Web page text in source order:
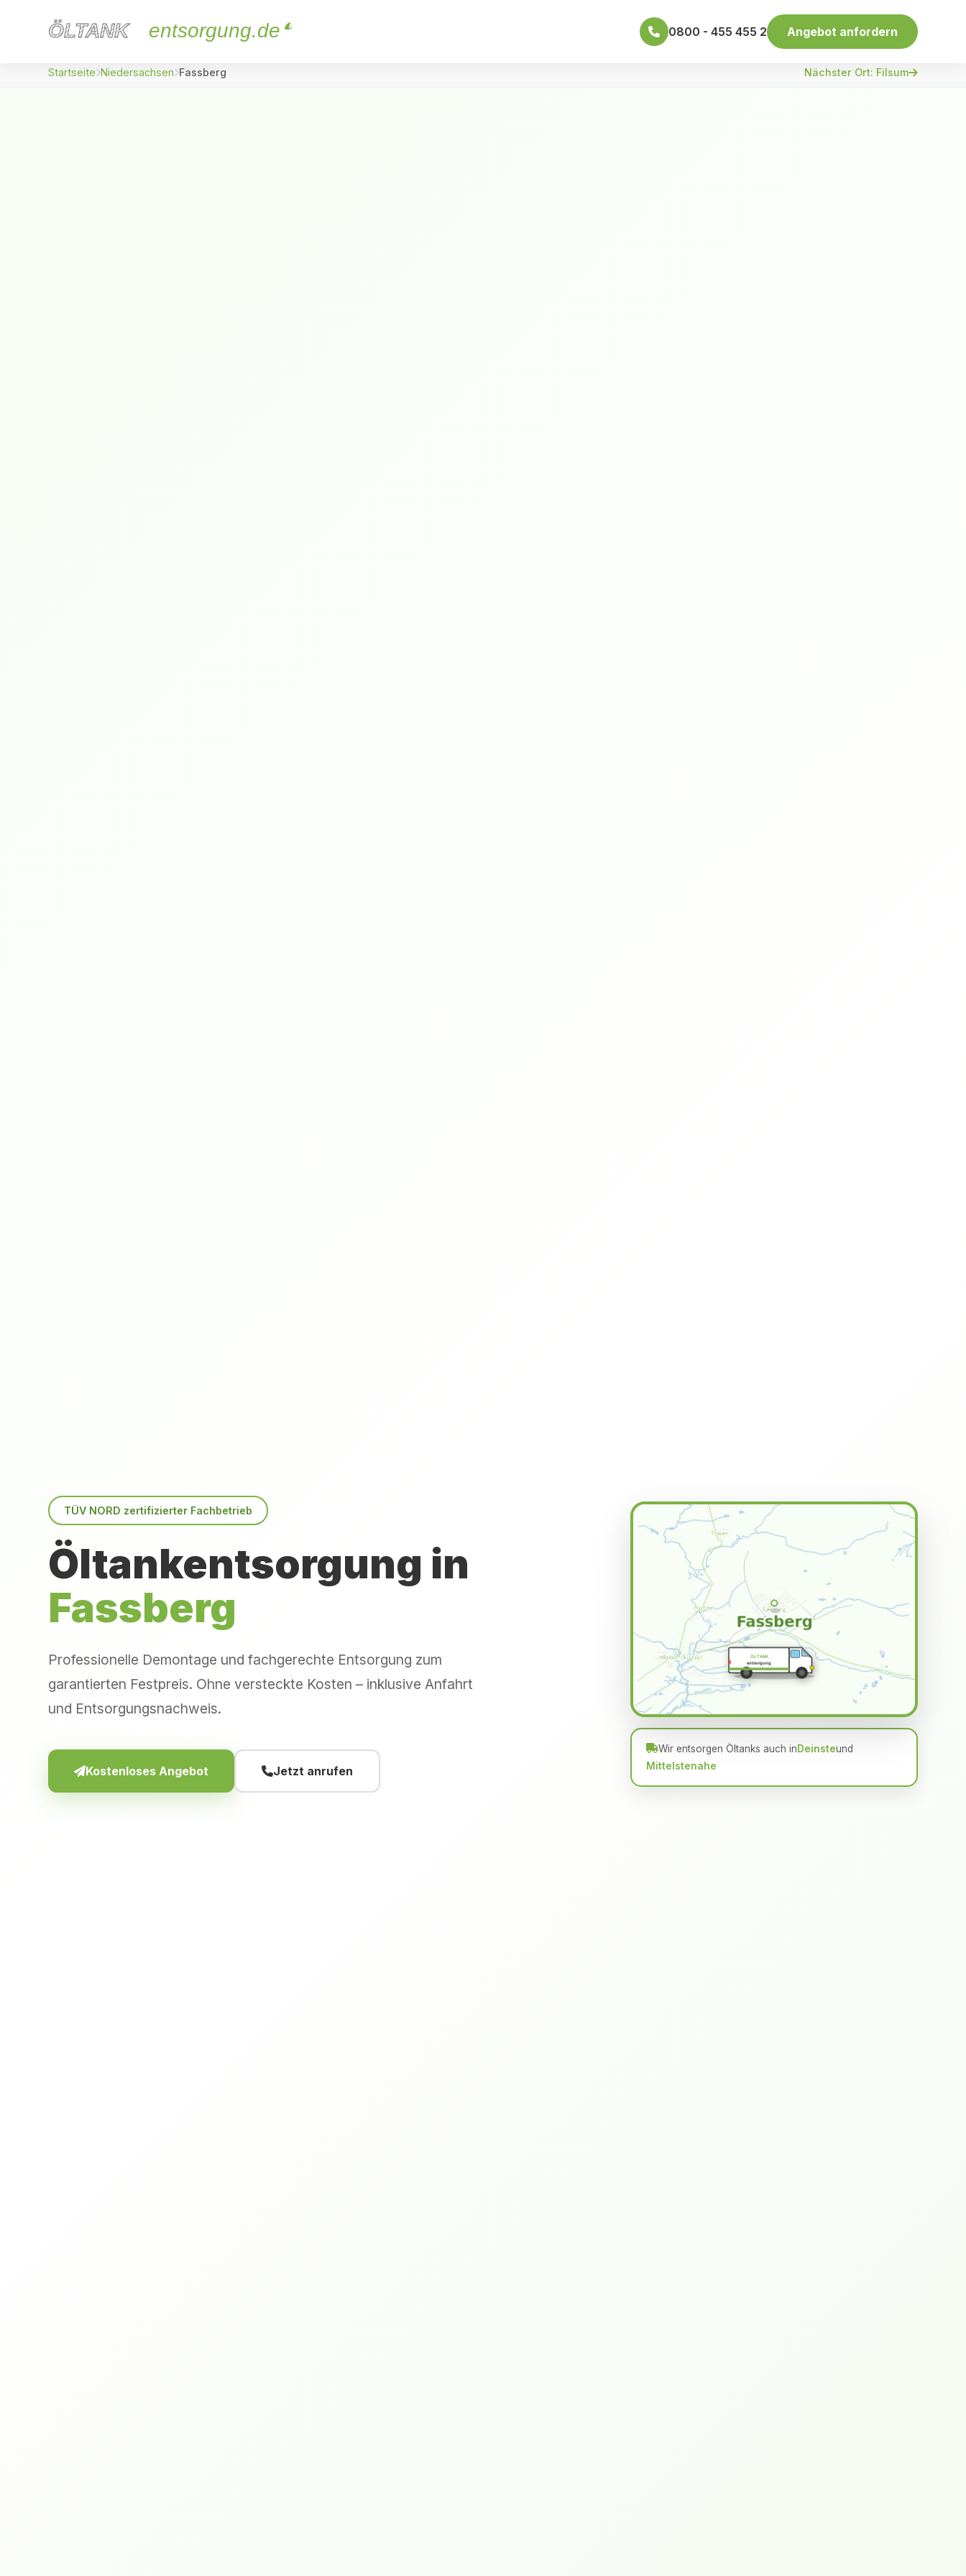
ÖLTANK
ÖLTANK entsorgung.de 0800 - 455 455 2 Angebot anfordern
Startseite Niedersachsen Fassberg Nächster Ort: Filsum
TÜV NORD zertifizierter Fachbetrieb
Öltankentsorgung in
Fassberg
Professionelle Demontage und fachgerechte Entsorgung zum
garantierten Festpreis. Ohne versteckte Kosten – inklusive Anfahrt
und Entsorgungsnachweis.
Kostenloses Angebot Jetzt anrufen
ÖLTANK
entsorgung
Wir entsorgen Öltanks auch inDeinsteund
Mittelstenahe